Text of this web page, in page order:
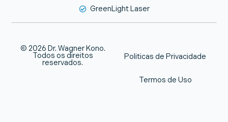
GreenLight Laser
© 2026 Dr. Wagner Kono.
Todos os direitos
reservados.
Politicas de Privacidade
Termos de Uso